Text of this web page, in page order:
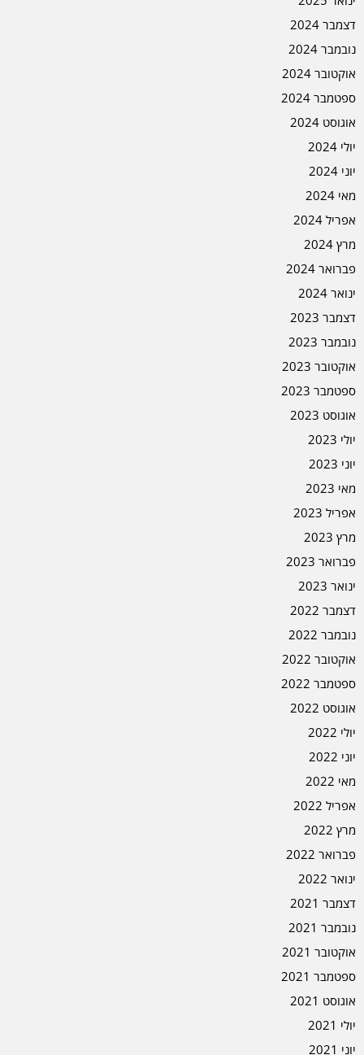
דצמבר 2024
נובמבר 2024
אוקטובר 2024
ספטמבר 2024
אוגוסט 2024
יולי 2024
יוני 2024
מאי 2024
אפריל 2024
מרץ 2024
פברואר 2024
ינואר 2024
דצמבר 2023
נובמבר 2023
אוקטובר 2023
ספטמבר 2023
אוגוסט 2023
יולי 2023
יוני 2023
מאי 2023
אפריל 2023
מרץ 2023
פברואר 2023
ינואר 2023
דצמבר 2022
נובמבר 2022
אוקטובר 2022
ספטמבר 2022
אוגוסט 2022
יולי 2022
יוני 2022
מאי 2022
אפריל 2022
מרץ 2022
פברואר 2022
ינואר 2022
דצמבר 2021
נובמבר 2021
אוקטובר 2021
ספטמבר 2021
אוגוסט 2021
יולי 2021
יוני 2021